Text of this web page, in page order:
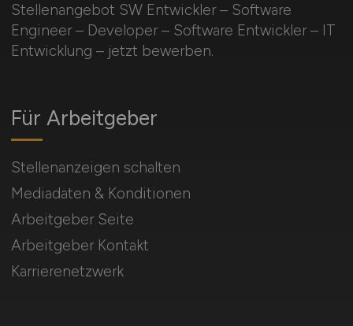
Stellenangebot SW Entwickler – Software
Engineer – Developer – Software Entwickler – IT
Entwicklung – jetzt bewerben.
Für Arbeitgeber
Stellenanzeigen schalten
Mediadaten & Konditionen
Arbeitgeber Seite
Arbeitgeber Kontakt
Karrierenetzwerk